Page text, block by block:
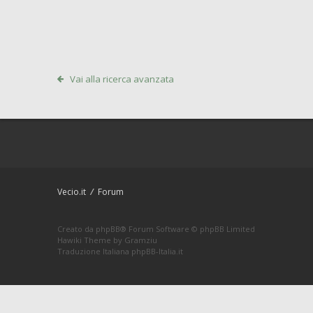
Vai alla ricerca avanzata
Vecio.it Forum
Creato da phpBB® Forum Software © phpBB Limited
Hawiki Theme by Gramziu
Traduzione Italiana phpBB-Italia.it